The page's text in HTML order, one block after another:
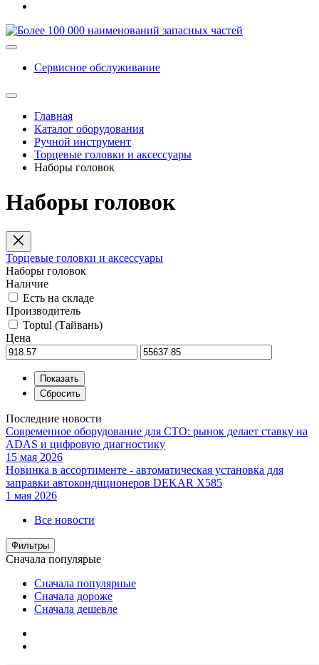
Сервисное обслуживание
Главная
Каталог оборудования
Ручной инструмент
Торцевые головки и аксессуары
Наборы головок
Наборы головок
Торцевые головки и аксессуары
Наборы головок
Наличие
Есть на складе
Производитель
Toptul (Тайвань)
Цена
Последние новости
Современное оборудование для СТО: рынок делает ставку на
ADAS и цифровую диагностику
15 мая 2026
Новинка в ассортименте - автоматическая установка для
заправки автокондиционеров DEKAR X585
1 мая 2026
Все новости
Фильтры
Сначала популярые
Сначала популярные
Сначала дороже
Сначала дешевле